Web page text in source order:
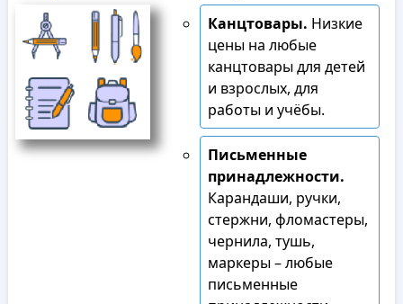
Канцтовары. Низкие
цены на любые
канцтовары для детей
и взрослых, для
работы и учёбы.
Письменные
принадлежности.
Карандаши, ручки,
стержни, фломастеры,
чернила, тушь,
маркеры – любые
письменные